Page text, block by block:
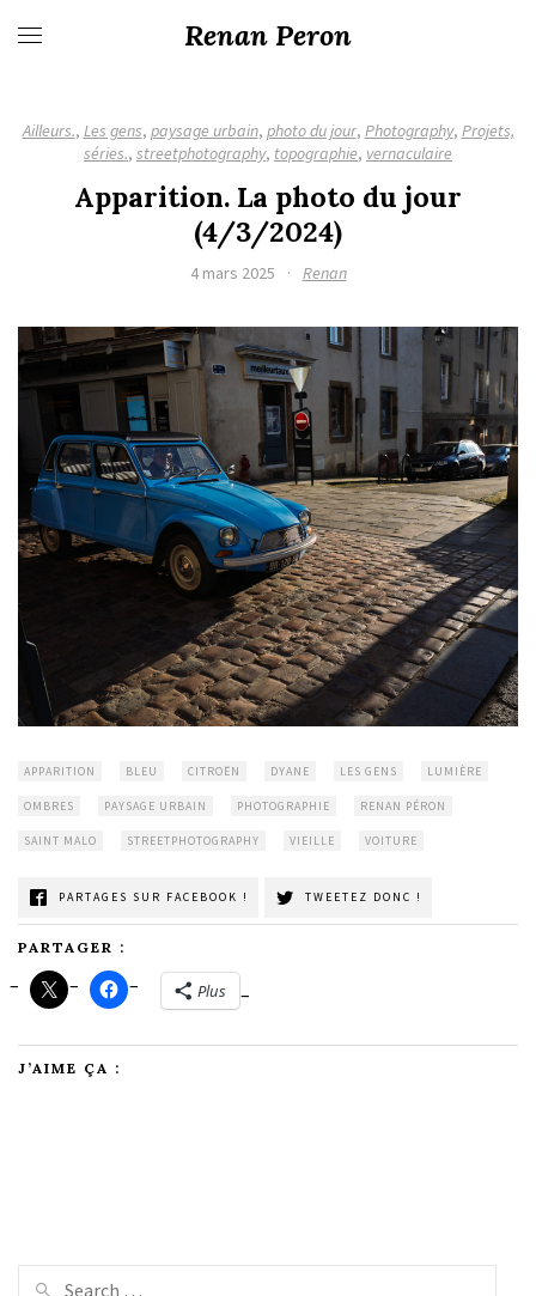
Renan Peron
Ailleurs., Les gens, paysage urbain, photo du jour, Photography, Projets,
séries., streetphotography, topographie, vernaculaire
Apparition. La photo du jour
(4/3/2024)
4 mars 2025 · Renan
APPARITION BLEU CITROËN DYANE LES GENS LUMIÈRE
OMBRES PAYSAGE URBAIN PHOTOGRAPHIE RENAN PÉRON
SAINT MALO STREETPHOTOGRAPHY VIEILLE VOITURE
PARTAGES SUR FACEBOOK ! TWEETEZ DONC !
PARTAGER :
Plus
J’AIME ÇA :